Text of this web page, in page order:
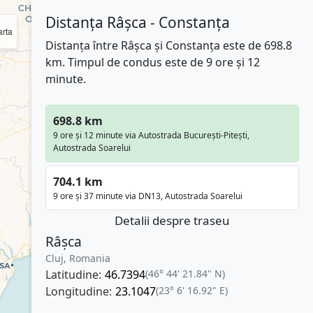
Distanța Râșca - Constanța
Distanța între Râșca și Constanța este de 698.8
km. Timpul de condus este de 9 ore și 12
minute.
698.8 km
9 ore și 12 minute via Autostrada București-Pitești,
Autostrada Soarelui
704.1 km
9 ore și 37 minute via DN13, Autostrada Soarelui
Detalii despre traseu
Râșca
Cluj, Romania
Latitudine: 46.7394(46° 44' 21.84" N)
Longitudine: 23.1047(23° 6' 16.92" E)